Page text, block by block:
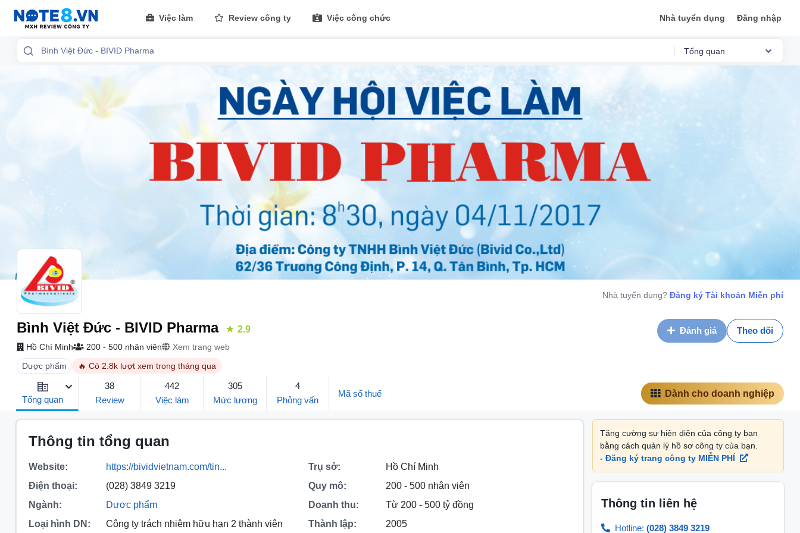
Việc làm Review công ty Việc công chức Nhà tuyển dụng Đăng nhập
Tổng quan
Nhà tuyển dụng? Đăng ký Tài khoản Miễn phí
Bình Việt Đức - BIVID Pharma ★ 2.9
Hồ Chí Minh 200 - 500 nhân viên Xem trang web
Đánh giá Theo dõi
Dược phẩm 🔥 Có 2.8k lượt xem trong tháng qua
Tổng quan
38
Review
442
Việc làm
305
Mức lương
4
Phỏng vấn
Mã số thuế Dành cho doanh nghiệp
Thông tin tổng quan
Website: https://bividvietnam.com/tin... Trụ sở:
Hồ Chí Minh
Điện thoại:
(028) 3849 3219 Quy mô:
200 - 500 nhân viên
Ngành:
Dược phẩm Doanh thu:
Từ 200 - 500 tỷ đồng
Loại hình DN:
Công ty trách nhiệm hữu hạn 2 thành viên
Thành lập: 2005
Tăng cường sự hiện diện của công ty bạn
bằng cách quản lý hồ sơ công ty của bạn.
- Đăng ký trang công ty MIỄN PHÍ
Thông tin liên hệ
Hotline: (028) 3849 3219